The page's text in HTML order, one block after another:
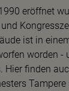
eröffnet
ist in
worden -
Hier finden